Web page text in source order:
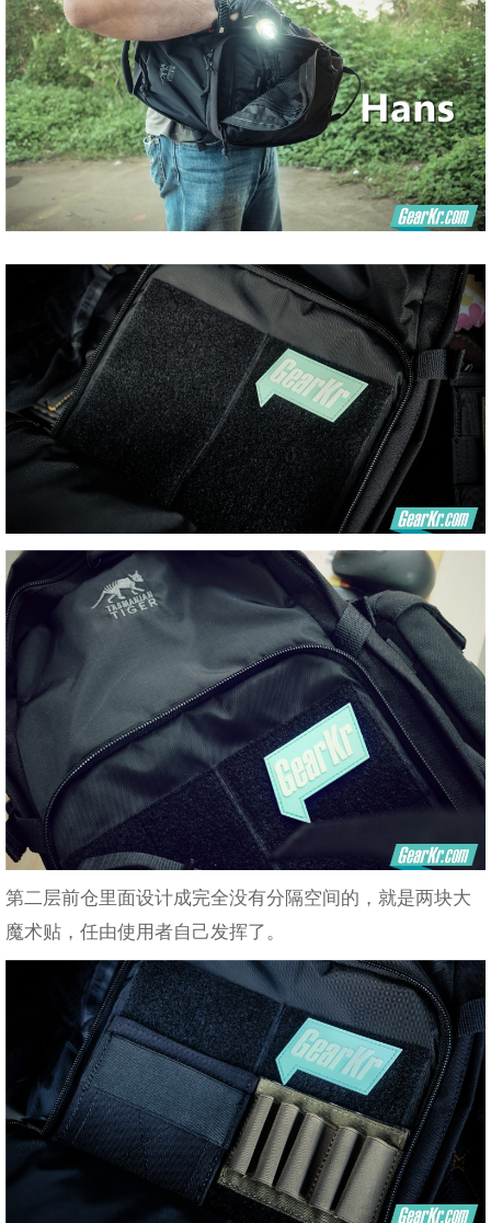
第二层前仓里面设计成完全没有分隔空间的，就是两块大
魔术贴，任由使用者自己发挥了。